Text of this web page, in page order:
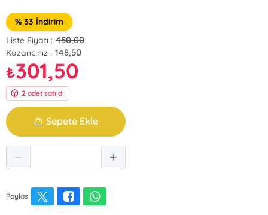
% 33 İndirim
Liste Fiyatı : 450,00
Kazancınız : 148,50
₺301,50
2 adet satıldı
Sepete Ekle
Paylaş